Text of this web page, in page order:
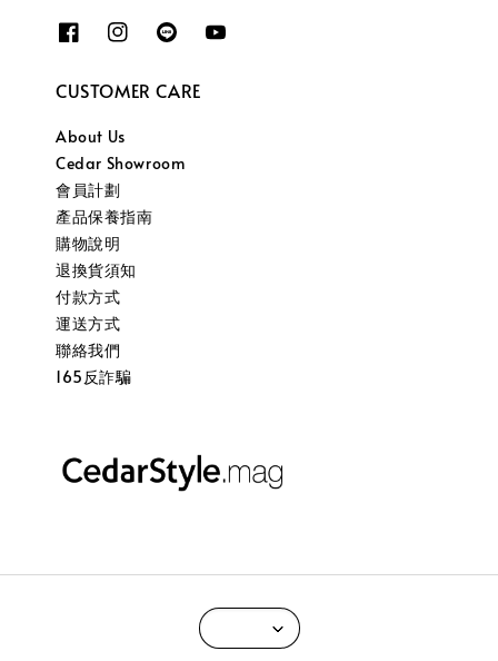
CUSTOMER CARE
About Us
Cedar Showroom
會員計劃
產品保養指南
購物說明
退換貨須知
付款方式
運送方式
聯絡我們
165反詐騙